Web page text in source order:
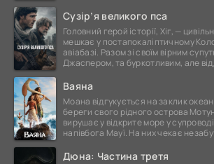
Сузір’я великого пса
Головний герой історії, Хіг, —
мешкає у постапокаліптичному
авіабазі. Разом зі своїм вірним
Джаспером, та буркотливим, але
Ваяна
Моана відгукується на заклик
береги свого рідного острова
вирушає у відкрите море у
напівбога Мауї. На них чекає
Дюна: Частина третя